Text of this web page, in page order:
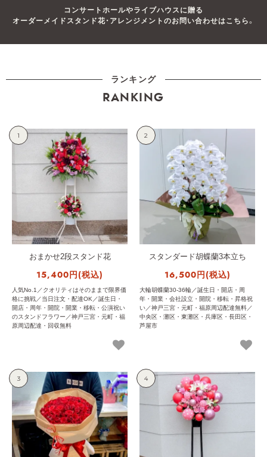
コンサートホールやライブハウスに贈る
オーダーメイドスタンド花・アレンジメントのお問い合わせはこちら。
ランキング
RANKING
1
おまかせ2段スタンド花
15,400円(税込)
人気No.1／クオリティはそのままで限界価
格に挑戦／当日注文・配達OK／誕生日・
開店・周年・開院・開業・移転・公演祝い
のスタンドフラワー／神戸三宮・元町・福
原周辺配達・回収無料
2
スタンダード胡蝶蘭3本立ち
16,500円(税込)
大輪胡蝶蘭30-36輪／誕生日・開店・周
年・開業・会社設立・開院・移転・昇格祝
い／神戸三宮・元町・福原周辺配達無料／
中央区・灘区・東灘区・兵庫区・長田区・
芦屋市
3 4